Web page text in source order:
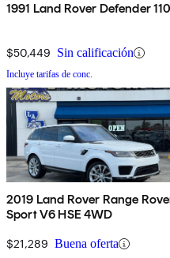
1991 Land Rover Defender 110
$50,449 Sin calificación
Incluye tarifas de conc.
2019 Land Rover Range
Sport V6 HSE 4WD
$21,289 Buena oferta